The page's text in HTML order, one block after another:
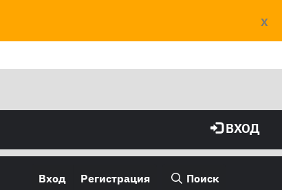
X
ВХОД
Вход Регистрация Поиск